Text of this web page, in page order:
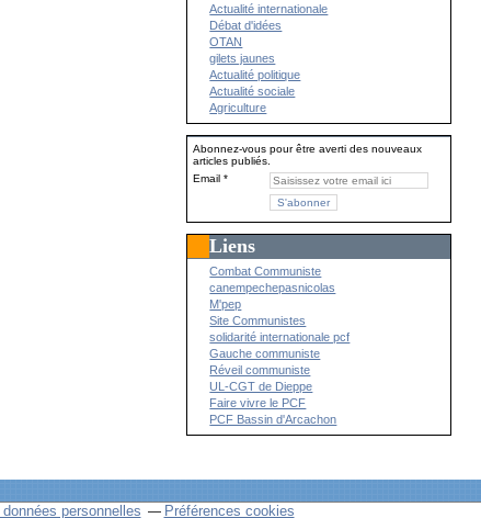
Actualité internationale
Débat d'idées
OTAN
gilets jaunes
Actualité politique
Actualité sociale
Agriculture
Abonnez-vous pour être averti des nouveaux
articles publiés.
Email
Liens
Combat Communiste
canempechepasnicolas
M'pep
Site Communistes
solidarité internationale pcf
Gauche communiste
Réveil communiste
UL-CGT de Dieppe
Faire vivre le PCF
PCF Bassin d'Arcachon
personnelles Préférences cookies